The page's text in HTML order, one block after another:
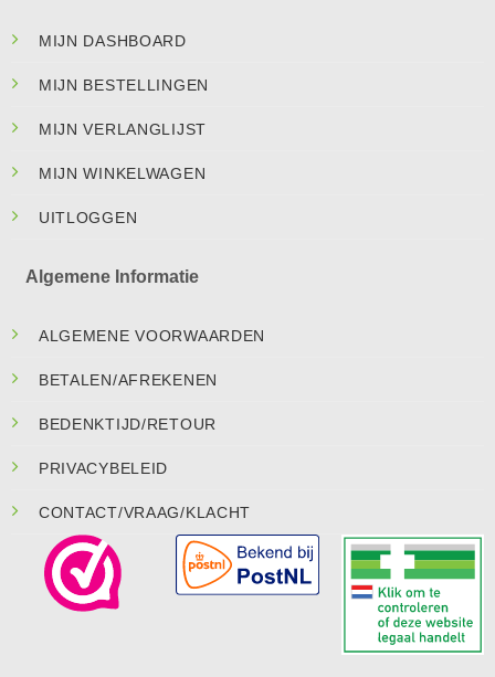
MIJN DASHBOARD
MIJN BESTELLINGEN
MIJN VERLANGLIJST
MIJN WINKELWAGEN
UITLOGGEN
Algemene Informatie
ALGEMENE VOORWAARDEN
BETALEN/AFREKENEN
BEDENKTIJD/RETOUR
PRIVACYBELEID
CONTACT/VRAAG/KLACHT